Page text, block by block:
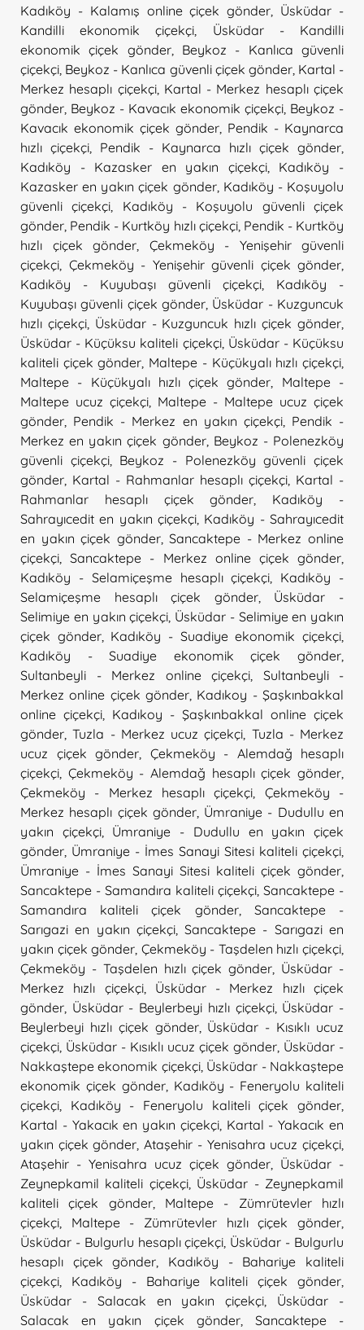
Kadıköy - Kalamış online çiçek gönder
Üsküdar -
Kandilli ekonomik çiçekçi
Üsküdar - Kandilli
ekonomik çiçek gönder, Beykoz - Kanlıca güvenli
çiçekçi Beykoz - Kanlıca güvenli çiçek gönder, Kartal -
Merkez hesaplı çiçekçi, Kartal - Merkez hesaplı çiçek
gönder Beykoz - Kavacık ekonomik çiçekçi Beykoz -
Kavacık ekonomik çiçek gönder Pendik - Kaynarca
hızlı çiçekçi
Pendik - Kaynarca hızlı çiçek gönder
Kadıköy - Kazasker en yakın çiçekçi, Kadıköy -
Kazasker en yakın çiçek gönder, Kadıköy - Koşuyolu
güvenli çiçekçi
Kadıköy - Koşuyolu güvenli çiçek
gönder Pendik - Kurtköy hızlı çiçekçi, Pendik - Kurtköy
hızlı çiçek gönder
Çekmeköy - Yenişehir güvenli
çiçekçi Çekmeköy - Yenişehir güvenli çiçek gönder
Kadıköy - Kuyubaşı güvenli çiçekçi
Kadıköy -
Kuyubaşı güvenli çiçek gönder Üsküdar - Kuzguncuk
hızlı çiçekçi, Üsküdar - Kuzguncuk hızlı çiçek gönder
Üsküdar - Küçüksu kaliteli çiçekçi, Üsküdar - Küçüksu
kaliteli çiçek gönder Maltepe - Küçükyalı hızlı çiçekçi
Maltepe - Küçükyalı hızlı çiçek gönder
Maltepe -
Maltepe ucuz çiçekçi Maltepe - Maltepe ucuz çiçek
gönder Pendik - Merkez en yakın çiçekçi, Pendik -
Merkez en yakın çiçek gönder, Beykoz - Polenezköy
güvenli çiçekçi, Beykoz - Polenezköy güvenli çiçek
gönder Kartal - Rahmanlar hesaplı çiçekçi Kartal -
Rahmanlar hesaplı çiçek gönder
Kadıköy -
Sahrayıcedit en yakın çiçekçi Kadıköy - Sahrayıcedit
en yakın çiçek gönder,Sancaktepe - Merkez online
çiçekçi ,Sancaktepe - Merkez online çiçek gönder
Kadıköy - Selamiçeşme hesaplı çiçekçi
Kadıköy -
Selamiçeşme hesaplı çiçek gönder, Üsküdar -
Selimiye en yakın çiçekçi Üsküdar - Selimiye en yakın
çiçek gönder, Kadıköy - Suadiye ekonomik çiçekçi
Kadıköy - Suadiye ekonomik çiçek gönder
Sultanbeyli - Merkez online çiçekçi
Sultanbeyli -
Merkez online çiçek gönder Kadıkoy - Şaşkınbakkal
online çiçekçi
Kadıkoy - Şaşkınbakkal online çiçek
gönder ,Tuzla - Merkez ucuz çiçekçi Tuzla - Merkez
ucuz çiçek gönder
Çekmeköy - Alemdağ hesaplı
çiçekçi Çekmeköy - Alemdağ hesaplı çiçek gönder
Çekmeköy - Merkez hesaplı çiçekçi
Çekmeköy -
Merkez hesaplı çiçek gönder, Ümraniye - Dudullu en
yakın çiçekçi, Ümraniye - Dudullu en yakın çiçek
gönder Ümraniye - İmes Sanayi Sitesi kaliteli çiçekçi
Ümraniye - İmes Sanayi Sitesi kaliteli çiçek gönder
Sancaktepe - Samandıra kaliteli çiçekçi Sancaktepe -
Samandıra kaliteli çiçek gönder, Sancaktepe -
Sarıgazi en yakın çiçekçi,Sancaktepe - Sarıgazi en
yakın çiçek gönder Çekmeköy - Taşdelen hızlı çiçekçi
Çekmeköy - Taşdelen hızlı çiçek gönder Üsküdar -
Merkez hızlı çiçekçi, Üsküdar - Merkez hızlı çiçek
gönder Üsküdar - Beylerbeyi hızlı çiçekçi, Üsküdar -
Beylerbeyi hızlı çiçek gönder, Üsküdar - Kısıklı ucuz
çiçekçi Üsküdar - Kısıklı ucuz çiçek gönder Üsküdar -
Nakkaştepe ekonomik çiçekçi, Üsküdar - Nakkaştepe
ekonomik çiçek gönder, Kadıköy - Feneryolu kaliteli
çiçekçi
Kadıköy - Feneryolu kaliteli çiçek gönder
Kartal - Yakacık en yakın çiçekçi, Kartal - Yakacık en
yakın çiçek gönder ,Ataşehir - Yenisahra ucuz çiçekçi
Ataşehir - Yenisahra ucuz çiçek gönder
Üsküdar -
Zeynepkamil kaliteli çiçekçi, Üsküdar - Zeynepkamil
kaliteli çiçek gönder, Maltepe - Zümrütevler hızlı
çiçekçi
Maltepe - Zümrütevler hızlı çiçek gönder
Üsküdar - Bulgurlu hesaplı çiçekçi Üsküdar - Bulgurlu
hesaplı çiçek gönder
Kadıköy - Bahariye kaliteli
çiçekçi
Kadıköy - Bahariye kaliteli çiçek gönder
Üsküdar - Salacak en yakın çiçekçi
Üsküdar -
Salacak en yakın çiçek gönder, Sancaktepe -